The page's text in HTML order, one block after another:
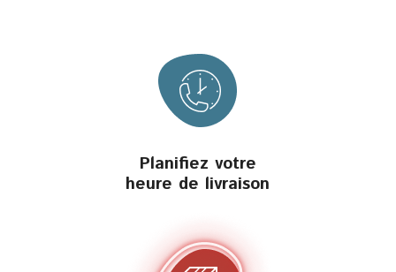
Planifiez votre
heure de livraison